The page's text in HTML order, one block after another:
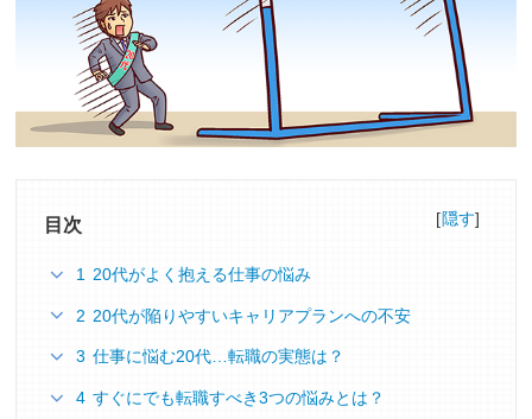
目次 [隠す]
1 20代がよく抱える仕事の悩み
2 20代が陥りやすいキャリアプランへの不安
3 仕事に悩む20代…転職の実態は？
4 すぐにでも転職すべき3つの悩みとは？